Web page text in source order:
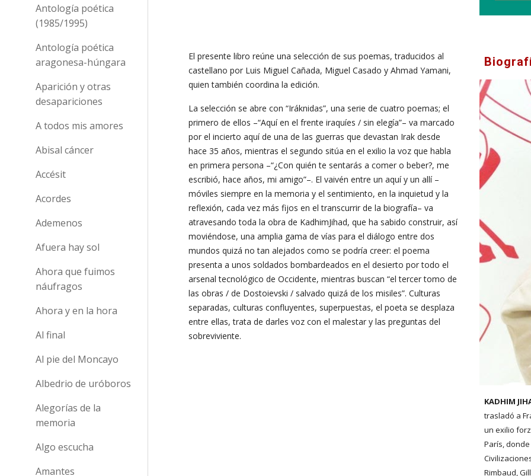
Antología poética
(1985/1995)
Antología poética
aragonesa-húngara
Aparición y otras
desapariciones
A todos mis amores
Abisal cáncer
Accésit
Acordes
Ademenos
Afuera hay sol
Ahora que fuimos
náufragos
Ahora y en la hora
Al final
Al pie del Moncayo
Albedrio de uróboros
Alegorías de la
memoria
Algo escucha
Amantes
El presente libro reúne una selección de sus poemas, traducidos al
castellano por Luis Miguel Cañada, Miguel Casado y Ahmad Yamani,
quien también coordina la edición.
La selección se abre con “Iráknidas”, una serie de cuatro poemas; el
primero de ellos –“Aquí en el frente iraquíes / sin elegía”– va marcado
por el incierto aquí de una de las guerras que devastan Irak desde
hace 35 años, mientras el segundo sitúa en el exilio la voz que habla
en primera persona –“¿Con quién te sentarás a comer o beber?, me
escribió, hace años, mi amigo”–. El vaivén entre un aquí y un allí –
móviles siempre en la memoria y el sentimiento, en la inquietud y la
reflexión, cada vez más fijos en el transcurrir de la biografía– va
atravesando toda la obra de KadhimJihad, que ha sabido construir, así
moviéndose, una amplia gama de vías para el diálogo entre dos
mundos quizá no tan alejados como se podría creer: el poema
presenta a unos soldados bombardeados en el desierto por todo el
arsenal tecnológico de Occidente, mientras buscan “el tercer tomo de
las obras / de Dostoievski / salvado quizá de los misiles”. Culturas
separadas, culturas confluyentes, superpuestas, el poeta se desplaza
entre ellas, trata de darles voz con el malestar y las preguntas del
sobreviviente.
KADHIM
trasladó a
un exilio
París,
Rimbaud,